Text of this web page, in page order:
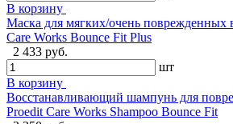
В корзину
Маска для мягких/очень поврежденных
Care Works Bounce Fit Plus
2 433 руб.
шт
В корзину
Восстанавливающий шампунь для
Proedit Care Works Shampoo Bounce Fit